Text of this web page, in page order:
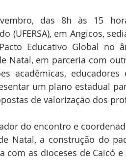
das 8h às 15
(UFERSA), em Angicos,
Educativo Global no
Natal, em parceria com
acadêmicas, educadores
um plano estadual
de valorização dos
do encontro e
Natal, a construção do
as dioceses de Caicó